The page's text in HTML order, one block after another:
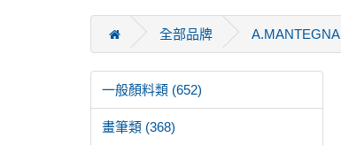
全部品牌 A.MANTEGNA
一般顏料類 (652)
畫筆類 (368)